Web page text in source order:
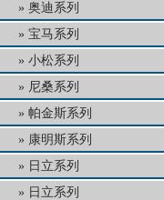
奥迪系列
宝马系列
小松系列
尼桑系列
帕金斯系列
康明斯系列
日立系列
日立系列